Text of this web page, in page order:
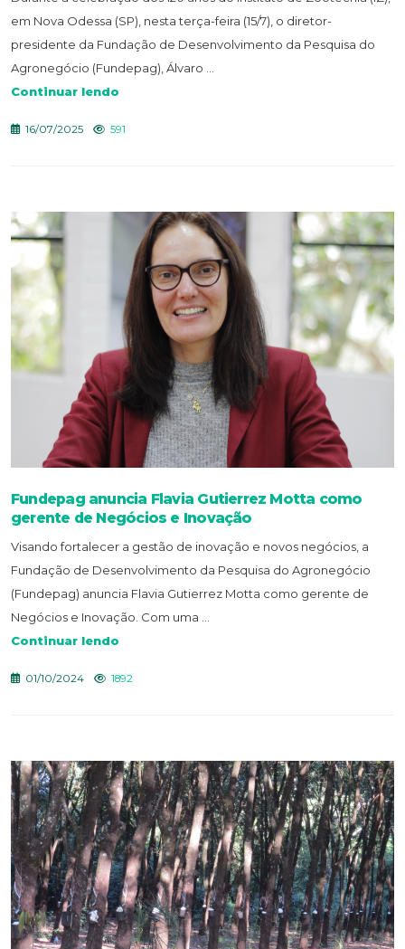
em Nova Odessa (SP), nesta terça-feira (15/7), o diretor-
presidente da Fundação de Desenvolvimento da Pesquisa do
Agronegócio (Fundepag), Álvaro ...
Continuar lendo
16/07/2025 591
Fundepag anuncia Flavia Gutierrez Motta como
gerente de Negócios e Inovação
Visando fortalecer a gestão de inovação e novos negócios, a
Fundação de Desenvolvimento da Pesquisa do Agronegócio
(Fundepag) anuncia Flavia Gutierrez Motta como gerente de
Negócios e Inovação. Com uma ...
Continuar lendo
01/10/2024 1892